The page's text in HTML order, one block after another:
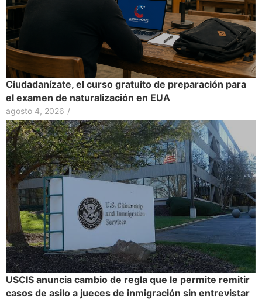
Ciudadanízate, el curso gratuito de preparación para
el examen de naturalización en EUA
agosto 4, 2026 /
USCIS anuncia cambio de regla que le permite remitir
casos de asilo a jueces de inmigración sin entrevistar